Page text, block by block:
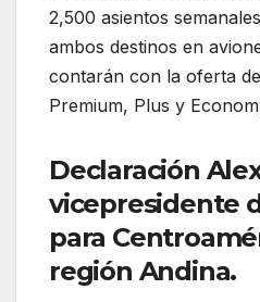
2,500 asientos
ambos destinos en
contarán con la oferta
Premium, Plus y
Declaración
vicepresidente
para
región Andina.